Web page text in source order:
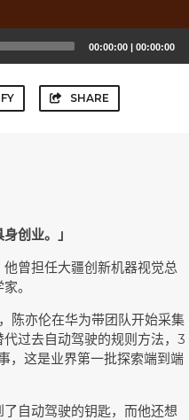
00:00:00 | 00:00:00
SHARE
创业。」
曾担任大疆创新机器视觉总
。
陈亦伦在华为带团队开始采集
过去自动驾驶的规则方法，3
，这是业界第一批探索端到端
自动驾驶的钥匙，而他还想